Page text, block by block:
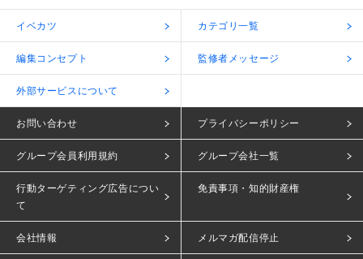
イベカツ カテゴリ一覧
編集コンセプト 監修者メッセージ
外部サービスについて
お問い合わせ プライバシーポリシー
グループ会員利用規約 グループ会社一覧
行動ターゲティング広告につい
て
免責事項・知的財産権
会社情報 メルマガ配信停止